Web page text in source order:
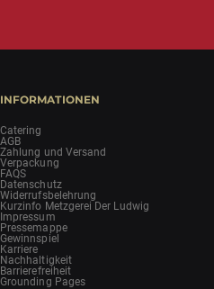
INFORMATIONEN
Catering
AGB
Zahlung und Versand
Verpackung
FAQS
Datenschutz
Widerrufsbelehrung
Kurzinfo Metzgerei Der Ludwig
Impressum
Pressemappe
Gewinnspiel
Karriere
Nachhaltigkeit
Barrierefreiheit
Grounding Pages